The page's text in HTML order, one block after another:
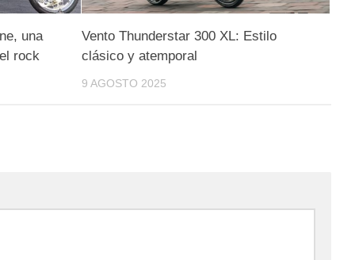
una
rock
Vento Thunderstar 300 XL: Estilo
clásico y atemporal
9 AGOSTO 2025